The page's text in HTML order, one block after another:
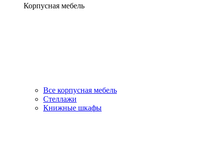
Корпусная мебель
Все корпусная мебель
Стеллажи
Книжные шкафы